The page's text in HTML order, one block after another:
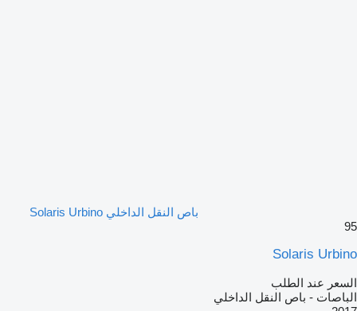
باص النقل الداخلي Solaris Urbino
95
Solaris Urbino
السعر عند الطلب
الباصات - باص النقل الداخلي